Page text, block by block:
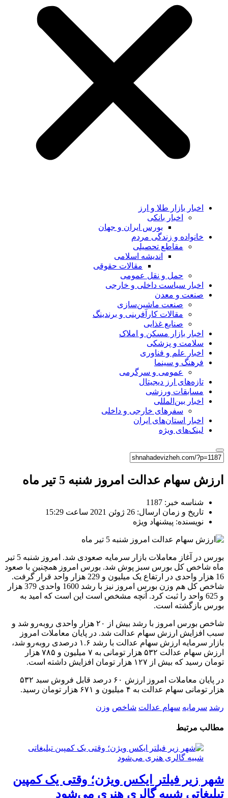
اخبار بازار طلا و ارز
اخبار بانکی
بورس ایران و جهان
خانواده و زندگی مردم
مقاطع تحصیلی
اندیشه اسلامی
مقالات حقوقی
حمل و نقل عمومی
اخبار سیاست داخلی و خارجی
صنعت و معدن
صنعت ماشین‌سازی
مقالات کارآفرینی و برندینگ
صنایع غذایی
اخبار بازار مسکن و املاک
سلامت و پزشکی
اخبار علم و فناوری
فرهنگ و سینما
عمومی و سرگرمی
تازه‌های ارز دیجیتال
مسابقات ورزشی
اخبار بین‌المللی
سفرهای خارجی و داخلی
اخبار استان‌های ایران
لینک‌های ویژه
ارزش سهام عدالت امروز شنبه 5 تیر ماه
شناسه خبر: 1187
تاریخ و زمان ارسال: 26 ژوئن 2021 ساعت 15:29
نویسنده: پیشنهاد ویژه
بورس در آغاز معاملات بازار سرمایه صعودی شد. امروز شنبه 5 تیر
ماه شاخص کل بورس سبز پوش شد. بورس امروز همچنین با صعود
16 هزار واحدی در ارتفاع یک میلیون و 229 هزار واحد قرار گرفت.
شاخص کل هم وزن بورس امروز نیز با رشد 1600 واحدی 379 هزار
و 625 واحد را ثبت کرد. آنچه مشخص است این است که امید به
بورس بازگشته است.
شاخص بورس امروز با رشد بیش از ۲۰ هزار واحدی روبه‌رو شد و
سبب افزایش ارزش سهام عدالت شد. در پایان معاملات امروز
بازار سرمایه ارزش سهام عدالت با رشد ۱.۶ درصدی روبه‌رو شد،
ارزش سهام عدالت ۵۳۲ هزار تومانی به ۷ میلیون و ۷۸۵ هزار
تومان رسید که بیش از ۱۲۷ هزار تومان افزایش داشته است.
در پایان معاملات امروز ارزش ۶۰ درصد قابل فروش سبد ۵۳۲
هزار تومانی سهام عدالت به ۴ میلیون و ۶۷۱ هزار تومان رسید.
رشد سرمایه سهام عدالت شاخص وزن
مطالب مرتبط
شهر زیر فیلتر ایکس ویژن؛ وقتی یک کمپین
تبلیغاتی شبیه گالری هنری می‌شود